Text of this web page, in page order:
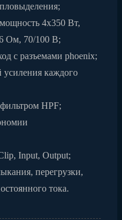
4x350 Вт,
Ом, 70/100 В;
с разъемами phoenix;
усиления каждого
HPF;
Input, Output;
перегрузки,
тока.